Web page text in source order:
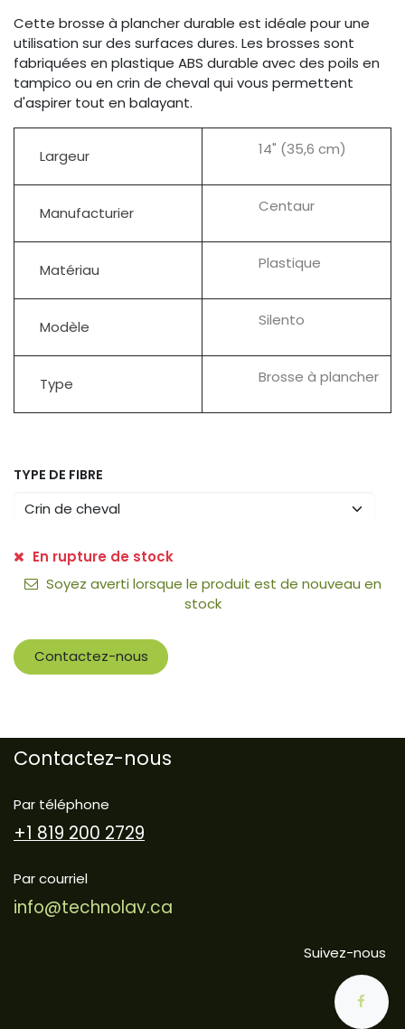
Cette brosse à plancher durable est idéale pour une
utilisation sur des surfaces dures. Les brosses sont
fabriquées en plastique ABS durable avec des poils en
tampico ou en crin de cheval qui vous permettent
d'aspirer tout en balayant.
Largeur 14" (35,6 cm)
Manufacturier Centaur
Matériau Plastique
Modèle Silento
Type Brosse à plancher
TYPE DE FIBRE
En rupture de stock
Soyez averti lorsque le produit est de nouveau en
stock
Contactez-nous
Contactez-nous
Par téléphone
+1 819 200 2729
Par courriel
info@technolav.ca
Suivez-nous